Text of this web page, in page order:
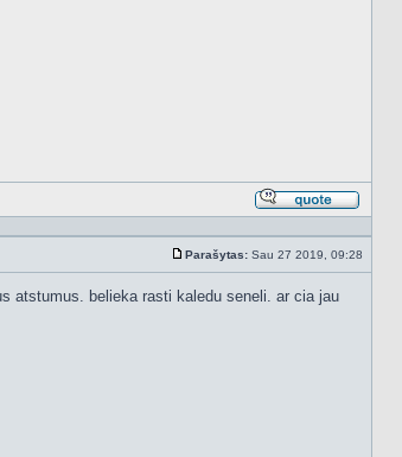
Atsakyti
Standartinė
Parašytas: Sau 27 2019, 09:28
atstumus. belieka rasti kaledu seneli. ar cia jau